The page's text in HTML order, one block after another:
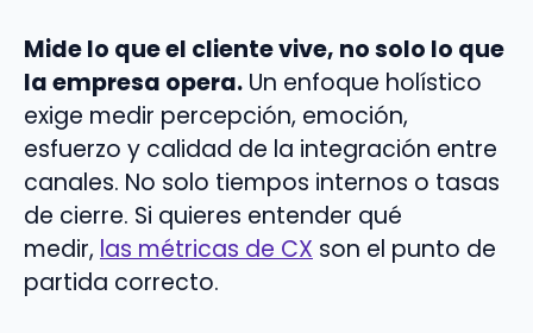
Mide lo que el cliente vive, no solo lo que
la empresa opera. Un enfoque holístico
exige medir percepción, emoción,
esfuerzo y calidad de la integración entre
canales. No solo tiempos internos o tasas
de cierre. Si quieres entender qué
medir, las métricas de CX son el punto de
partida correcto.